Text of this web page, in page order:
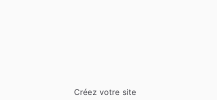
Créez votre site